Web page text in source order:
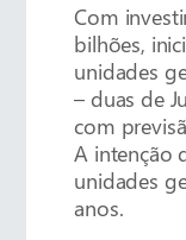
Com
bilhões,
unidades
– duas de
com
A intenção
unidades
anos.